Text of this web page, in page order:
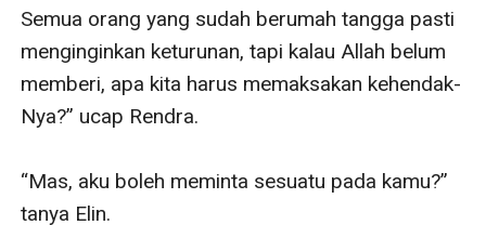
Semua orang yang sudah berumah tangga pasti
menginginkan keturunan, tapi kalau Allah belum
memberi, apa kita harus memaksakan kehendak-
Nya?” ucap Rendra.
“Mas, aku boleh meminta sesuatu pada kamu?”
tanya Elin.